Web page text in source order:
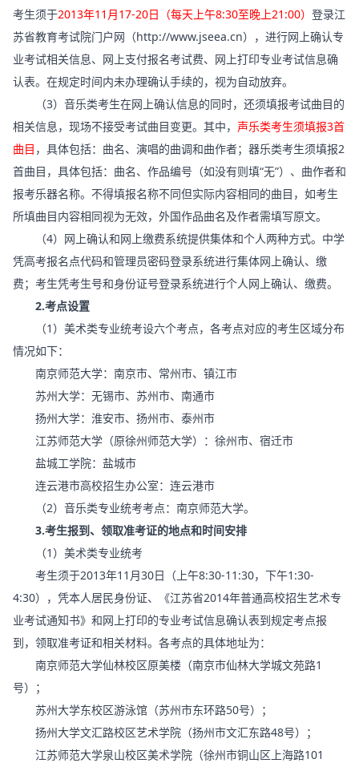
考生须于2013年11月17-20日（每天上午8:30至晚上21:00） 登录江
苏省教育考试院门户网（http://www.jseea.cn），进行网上确认专
业考试相关信息、网上支付报名考试费、网上打印专业考试信息确
认表。在规定时间内未办理确认手续的，视为自动放弃。
（3）音乐类考生在网上确认信息的同时，还须填报考试曲目的
相关信息，现场不接受考试曲目变更。其中， 声乐类考生须填报3首
曲目 ，具体包括：曲名、演唱的曲调和曲作者；器乐类考生须填报2
首曲目，具体包括：曲名、作品编号（如没有则填“无”）、曲作者和
报考乐器名称。不得填报名称不同但实际内容相同的曲目，如考生
所填曲目内容相同视为无效，外国作品曲名及作者需填写原文。
（4）网上确认和网上缴费系统提供集体和个人两种方式。中学
凭高考报名点代码和管理员密码登录系统进行集体网上确认、缴
费；考生凭考生号和身份证号登录系统进行个人网上确认、缴费。
2.考点设置
（1）美术类专业统考设六个考点，各考点对应的考生区域分布
情况如下：
南京师范大学：南京市、常州市、镇江市
苏州大学：无锡市、苏州市、南通市
扬州大学：淮安市、扬州市、泰州市
江苏师范大学（原徐州师范大学）：徐州市、宿迁市
盐城工学院：盐城市
连云港市高校招生办公室：连云港市
（2）音乐类专业统考考点：南京师范大学。
3.考生报到、领取准考证的地点和时间安排
（1）美术类专业统考
考生须于2013年11月30日（上午8:30-11:30，下午1:30-
4:30），凭本人居民身份证、《江苏省2014年普通高校招生艺术专
业考试通知书》和网上打印的专业考试信息确认表到规定考点报
到，领取准考证和相关材料。各考点的具体地址为：
南京师范大学仙林校区原美楼（南京市仙林大学城文苑路1
号）；
苏州大学东校区游泳馆（苏州市东环路50号）；
扬州大学文汇路校区艺术学院（扬州市文汇东路48号）；
江苏师范大学泉山校区美术学院（徐州市铜山区上海路101